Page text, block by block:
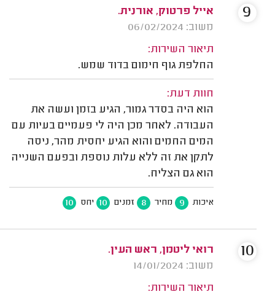
אייל פרטוק, אורנית.
משוב: 06/02/2024
תיאור השירות:
החלפת גוף חימום בדוד שמש.
חוות דעת:
הוא היה בסדר גמור, הגיע בזמן ועשה את
העבודה. לאחר מכן היה לי פעמיים בעיות עם
המים החמים והוא הגיע יחסית מהר, ניסה
לתקן את זה ללא עלות נוספת ובפעם השנייה
הוא גם הצליח.
איכות 9 מחיר 8 זמנים 10 יחס 10
9
רואי ליטמן, ראש העין.
משוב: 14/01/2024
תיאור השירות:
10